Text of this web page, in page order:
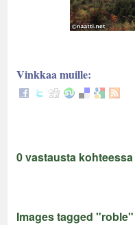
Vinkkaa muille:
0 vastausta kohteessa
Images tagged "roble"